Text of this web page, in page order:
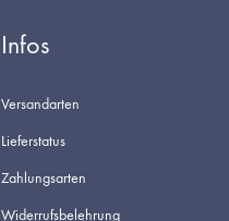
Infos
Versandarten
Lieferstatus
Zahlungsarten
Widerrufsbelehrung